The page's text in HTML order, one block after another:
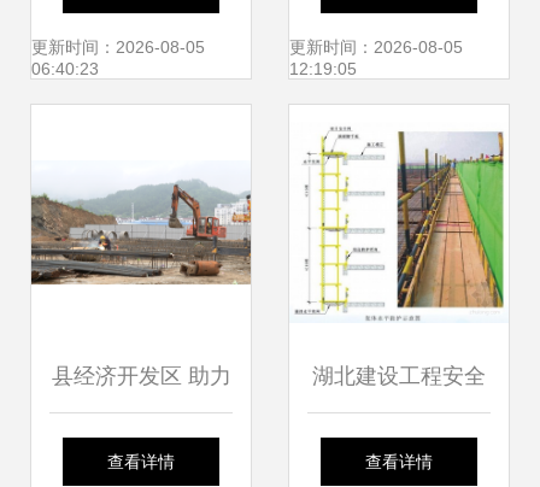
施工新阶段
更新时间：2026-08-05
06:40:23
现场环保措施
更新时间：2026-08-05
12:19:05
县经济开发区 助力
项目建设快落地 企
查看详情
湖北建设工程安全
文明施工标准化管
查看详情